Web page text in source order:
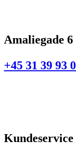
Amaliegade
+45 31 39 93
Kundeservice